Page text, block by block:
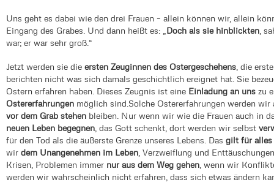
Uns geht es dabei wie den drei Frauen – allein können wir, allein
Eingang des Grabes. Und dann heißt es: „ Doch als sie hinblickten ,
war; er war sehr groß.“
Jetzt werden sie die ersten Zeuginnen des Ostergeschehens , die
berichten nicht was sich damals geschichtlich ereignet hat. Sie
Ostern erfahren haben. Dieses Zeugnis ist eine Einladung an uns zu
Ostererfahrungen möglich sind.Solche Ostererfahrungen werden
vor dem Grab stehen bleiben. Nur wenn wir wie die Frauen auch in
neuen Leben begegnen , das Gott schenkt, dort werden wir selbst
für den Tod als die äußerste Grenze unseres Lebens. Das gilt für alles
wir dem Unangenehmen im Leben , Verzweiflung und
Krisen, Problemen immer nur aus dem Weg gehen , wenn wir
werden wir wahrscheinlich nicht erfahren, dass sich etwas ändern